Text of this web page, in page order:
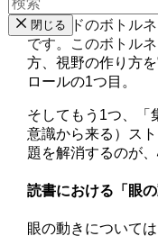
読書において「眼
スピードのボトル
です。このボトル
方、視野の作り方
ロールの1つ目。
そしてもう1つ、「
意識から来る）ス
題を解消するのが
読書における「眼
眼の動きについて
閉じる